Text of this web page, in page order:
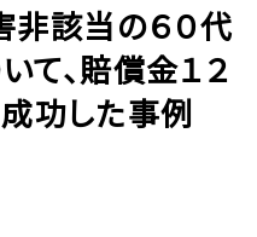
非該当の６０代
て、賠償金１２
功した事例